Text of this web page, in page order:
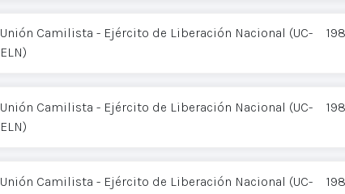
Unión Camilista - Ejército de Liberación Nacional (UC-
ELN)
Unión Camilista - Ejército de Liberación Nacional (UC-
ELN)
Unión Camilista - Ejército de Liberación Nacional (UC-